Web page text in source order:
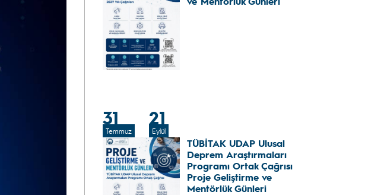
31
Temmuz
21
Eylül
TÜBİTAK UDAP Ulusal
Deprem Araştırmaları
Programı Ortak Çağrısı
Proje Geliştirme ve
Mentörlük Günleri